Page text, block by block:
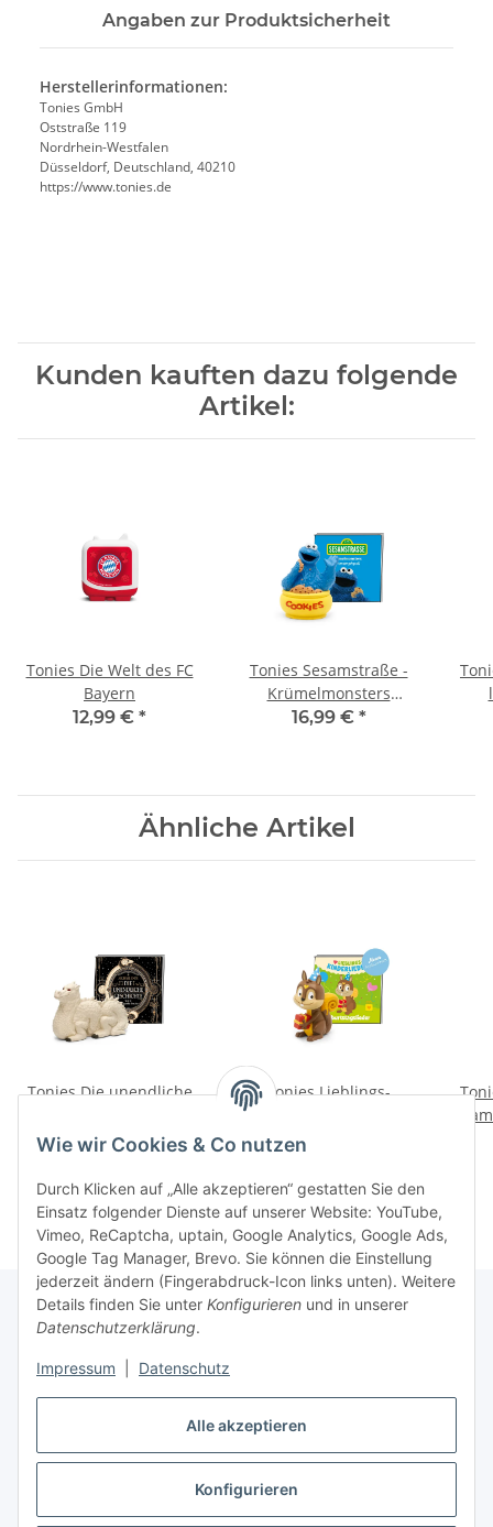
Alle akzeptieren
Konfigurieren
Wie wir Cookies & Co nutzen
Durch Klicken auf „Alle akzeptieren“ gestatten Sie den
Einsatz folgender Dienste auf unserer Website: YouTube,
Vimeo, ReCaptcha, uptain, Google Analytics, Google Ads,
Google Tag Manager, Brevo. Sie können die Einstellung
jederzeit ändern (Fingerabdruck-Icon links unten). Weitere
Details finden Sie unter Konfigurieren und in unserer
Datenschutzerklärung.
Impressum Datenschutz
Angaben zur Produktsicherheit
Herstellerinformationen:
Tonies GmbH
Oststraße 119
Nordrhein-Westfalen
Düsseldorf, Deutschland, 40210
https://www.tonies.de
Kunden kauften dazu folgende
Artikel:
Tonies Die Welt des FC
Bayern
12,99 € *
Tonies Sesamstraße -
Krümelmonsters
Mitmampfspaß
16,99 € *
Ähnliche Artikel
Tonies Die unendliche
große Suche
16,99 €*
Tonies Lieblings-
Geburtstagslieder
16,99 €
Vertrag widerrufen